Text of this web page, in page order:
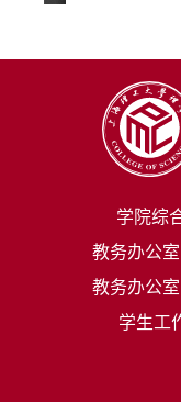
学院综
教务办公
教务办公
学生工